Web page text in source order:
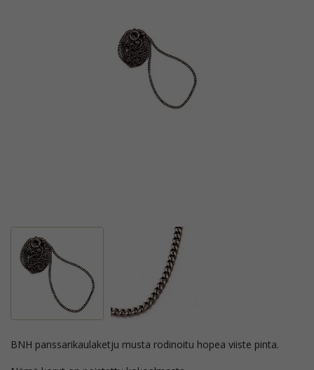
BNH panssarikaulaketju musta rodinoitu hopea viiste pinta.